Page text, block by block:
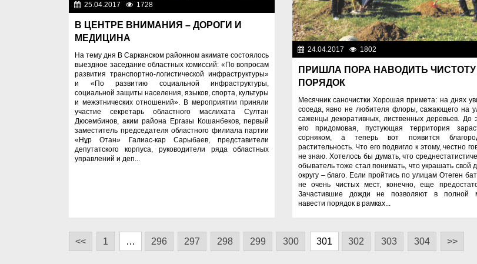
25.04.2017 1728
В ЦЕНТРЕ ВНИМАНИЯ – ДОРОГИ И
МЕДИЦИНА
На тему дня В Сарканском районном акимате состоялось
выездное заседание областных комиссий: «По вопросам
развития транспортно-логистической инфраструктуры»
и «По развитию социальной инфраструктуры,
социальной защиты населения, языков, спорта, культуры
и межэтнических отношений». В мероприятии приняли
участие секретарь областного маслихата Султан
Дюсембинов, аким района Ергазы Кошанбеков, первый
заместитель председателя областного филиала партии
«Нұр Отан» Галиас-кар Сарыбаев, представители
депутатского корпуса, руководители ряда областных
управлений и деп...
24.04.2017 1802
ПРИШЛА ПОРА НАВОДИТЬ ЧИСТОТУ
ПОРЯДОК
Месячник саночистки Хорошая примета: на днях
соседа, явно не любителя флоры, сажающего на
саженцы декоративных, лиственных деревьев. До
его придомовая, пустующая территория
сорняком, а теперь вот появится
растительность. Что его подвигло к этому, честно
не знаю. Хотелось бы думать, что
обыватель тоже стал понимать, что украшать свой
округу – благо. Если пройтись по улицам Отеген
не очень чистых мест, конечно, еще
Зачастившие дожди не позволяют в полной
навести порядок в рамках...
<< 1 … 296 297 298 299 300 301 302 303 304 >>